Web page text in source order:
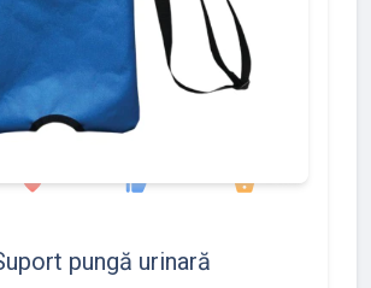
favorite thumb_up shopping_basket
pungă urinară